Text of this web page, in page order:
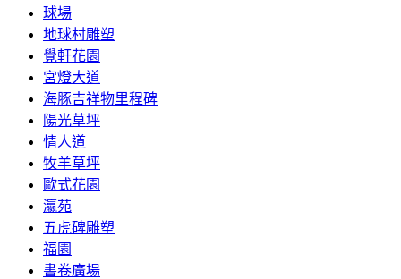
球場
地球村雕塑
覺軒花園
宮燈大道
海豚吉祥物里程碑
陽光草坪
情人道
牧羊草坪
歐式花園
瀛苑
五虎碑雕塑
福園
書卷廣場